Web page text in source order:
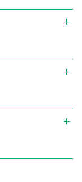
写真・動画
真・動画とあ
いて第三者に